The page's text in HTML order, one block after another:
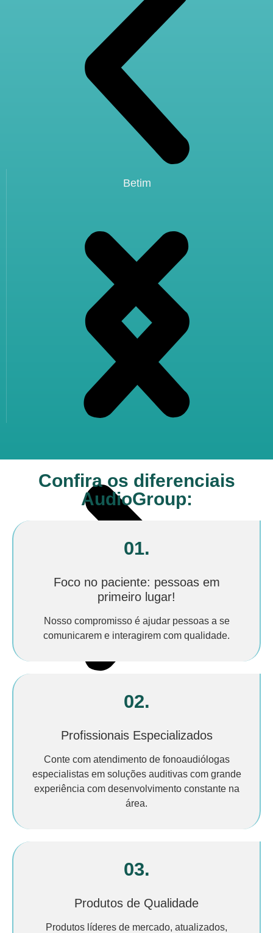
Betim
Confira os diferenciais
AudioGroup:
01.
Foco no paciente: pessoas em
primeiro lugar!
Nosso compromisso é ajudar pessoas a se
comunicarem e interagirem com qualidade.
02.
Profissionais Especializados
Conte com atendimento de fonoaudiólogas
especialistas em soluções auditivas com grande
experiência com desenvolvimento constante na
área.
03.
Produtos de Qualidade
Produtos líderes de mercado, atualizados,